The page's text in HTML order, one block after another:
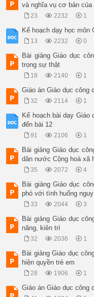
và nghĩa vụ cơ bản của
23 2232 1
Kế hoạch dạy học môn
13 2232 0
Bài giảng Giáo dục
trọng sự thật
18 2140 1
Giáo án Giáo dục công
32 2114 1
Kế hoạch bài dạy Giáo
đến bài 12
91 2106 1
Bài giảng Giáo dục
dân nước Cộng hoà xã
35 2072 4
Bài giảng Giáo dục
phó với tình huống
33 2044 3
Bài giảng Giáo dục
năng, kiên trì
32 2036 1
Bài giảng Giáo dục
hiện quyền trẻ em
28 1906 1
Giáo án Giáo dục công